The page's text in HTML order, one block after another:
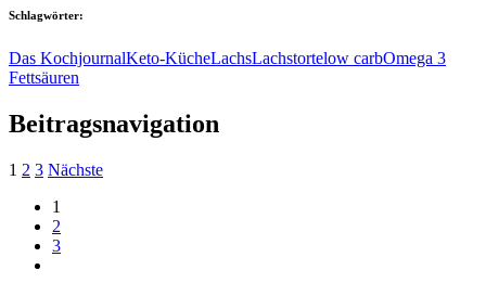
Schlagwörter:
Das KochjournalKeto-KücheLachsLachstortelow carbOmega 3
Fettsäuren
Beitragsnavigation
1 2 3 Nächste
1
2
3